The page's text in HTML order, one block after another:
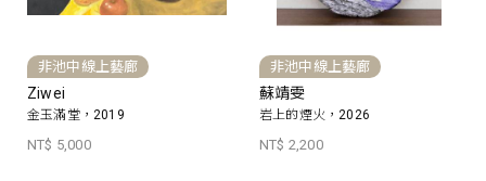
非池中線上藝廊
Ziwei
金玉滿堂，2019
NT$ 5,000
非池中線上藝廊
蘇靖雯
岩上的煙火，2026
NT$ 2,200